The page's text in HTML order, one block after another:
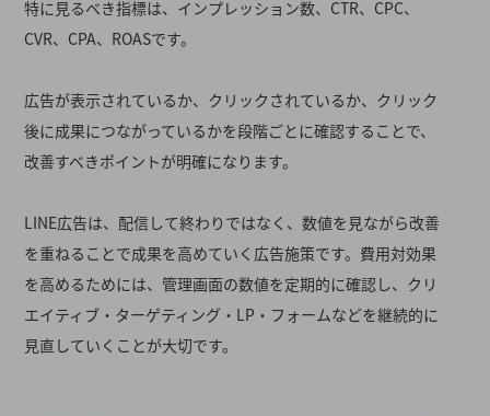
特に見るべき指標は、インプレッション数、CTR、CPC、
CVR、CPA、ROASです。
広告が表示されているか、クリックされているか、クリック
後に成果につながっているかを段階ごとに確認することで、
改善すべきポイントが明確になります。
LINE広告は、配信して終わりではなく、数値を見ながら改善
を重ねることで成果を高めていく広告施策です。費用対効果
を高めるためには、管理画面の数値を定期的に確認し、クリ
エイティブ・ターゲティング・LP・フォームなどを継続的に
見直していくことが大切です。